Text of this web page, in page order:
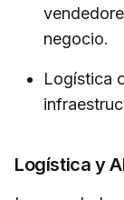
negocio.
Logística
Logística y